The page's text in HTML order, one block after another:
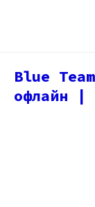
Blue
офлайн |